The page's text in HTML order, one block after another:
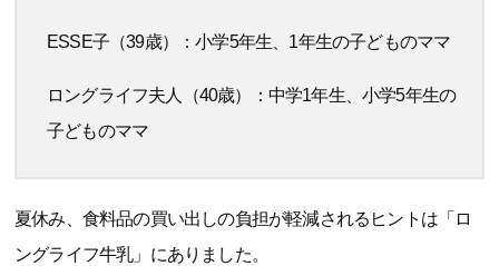
ESSE子（39歳）：小学5年生、1年生の子どものママ
ロングライフ夫人（40歳）：中学1年生、小学5年生の
子どものママ
夏休み、食料品の買い出しの負担が軽減されるヒントは「ロ
ングライフ牛乳」にありました。